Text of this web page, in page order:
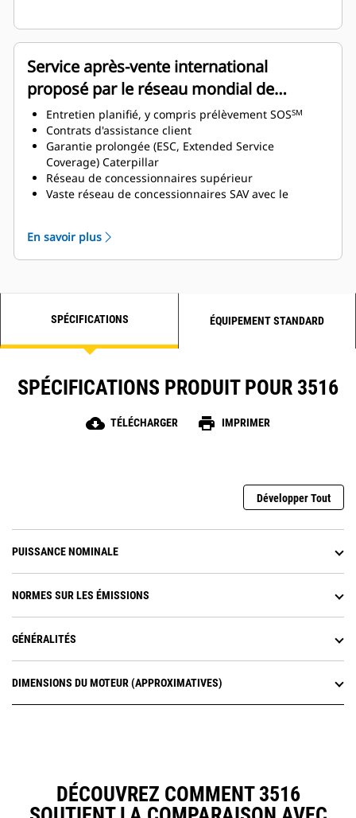
Service après-vente international
proposé par le réseau mondial de
concessionnaires Cat
Entretien planifié, y compris prélèvement SOSSM
Contrats d'assistance client
Garantie prolongée (ESC, Extended Service
Coverage) Caterpillar
Réseau de concessionnaires supérieur
Vaste réseau de concessionnaires SAV avec le
En savoir plus
SPÉCIFICATIONS ÉQUIPEMENT STANDARD
SPÉCIFICATIONS PRODUIT POUR 3516
cloud_download TÉLÉCHARGER print IMPRIMER
Développer Tout
PUISSANCE NOMINALE
NORMES SUR LES ÉMISSIONS
GÉNÉRALITÉS
DIMENSIONS DU MOTEUR (APPROXIMATIVES)
DÉCOUVREZ COMMENT 3516